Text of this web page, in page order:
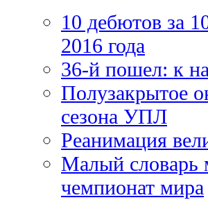
10 дебютов за
2016 года
36-й пошел: к
Полузакрытое
сезона УПЛ
Реанимация
Малый словарь
чемпионат мира